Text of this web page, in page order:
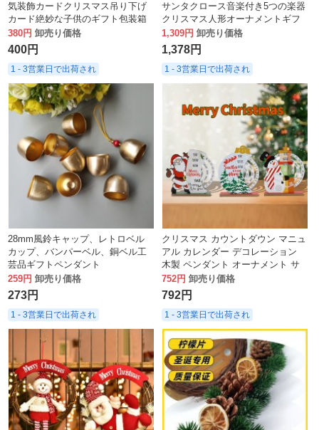
気装飾カードクリスマス吊り下げ
カード絶妙な子供のギフト包装箱
吊り下げタグメッセージカード
380円 卸売り価格
400円
1 - 3営業日で出荷され
サンタクロース音楽付き5つの楽器
クリスマス人形オーナメントギフ
ト
1,309円 卸売り価格
1,378円
1 - 3営業日で出荷され
28mm風鈴キャップ、レトロベル
カップ、バンパーベル、銅ベル工
芸品ギフトペンダント
259円 卸売り価格
273円
1 - 3営業日で出荷され
クリスマス カウントダウン マニュ
アル カレンダー デコレーション
木製 ペンダント オーナメント サ
ンタ クロース ラウンド アクリル
752円 卸売り価格
792円
1 - 3営業日で出荷され